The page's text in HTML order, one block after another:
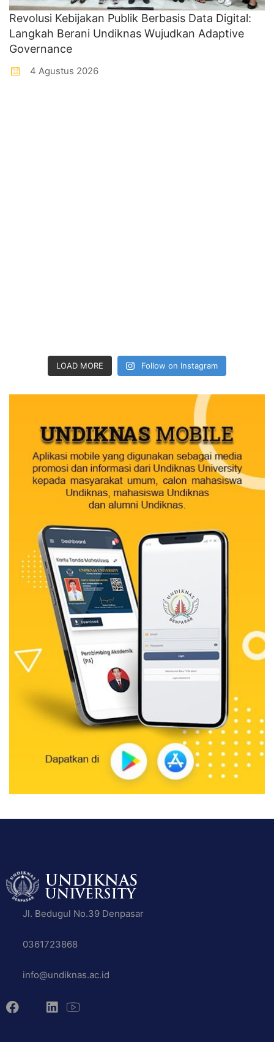
Revolusi Kebijakan Publik Berbasis Data Digital:
Langkah Berani Undiknas Wujudkan Adaptive
Governance
4 Agustus 2026
LOAD MORE Follow on Instagram
Jl. Bedugul No.39 Denpasar
0361723868
info@undiknas.ac.id